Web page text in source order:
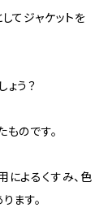
てジャケットを
う？
のです。
によるくすみ、色
ます。